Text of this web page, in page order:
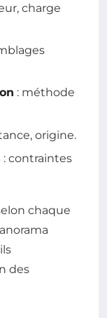
charge
: méthode
origine.
: contraintes
chaque
des